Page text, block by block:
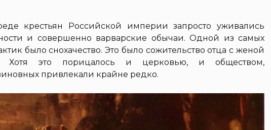
крестьян Российской империи запросто уживались
и совершенно варварские обычаи. Одной из самых
было снохачество. Это было сожительство отца с женой
это порицалось и церковью, и обществом,
привлекали крайне редко.